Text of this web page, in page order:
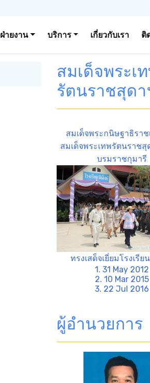
ฝ่ายงาน บริการ เกี่ยวกับเรา ติ
สมเด็จพระเ
รัตนราชสุดา
สมเด็จพระกนิษฐาธิราช
สมเด็จพระเทพรัตนราชสุ
บรมราชกุมารี
ทรงเสด็จเยี่ยมโรงเรีย
1. 31 May 2012
2. 10 Mar 2015
3. 22 Jul 2016
ผู้อำนวยการ